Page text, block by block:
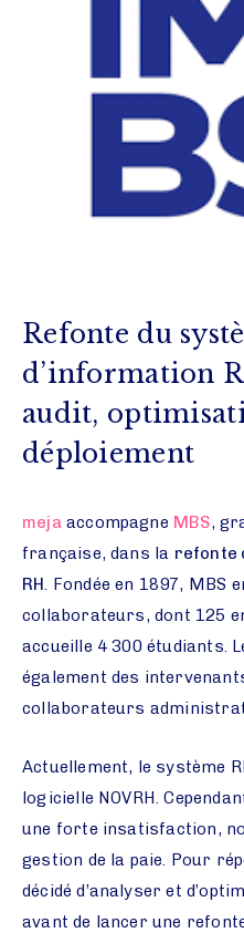
Refonte du
d’information
audit,
déploiement
mejaaccompagne MBS,
française, dans la refonte
RH. Fondée en 1897, MBS
collaborateurs, dont 125
accueille 4 300 étudiants.
également des
collaborateurs
Actuellement, le système
logicielle NOVRH.
une forte insatisfaction,
gestion de la paie. Pour
décidé d’analyser et
avant de lancer une